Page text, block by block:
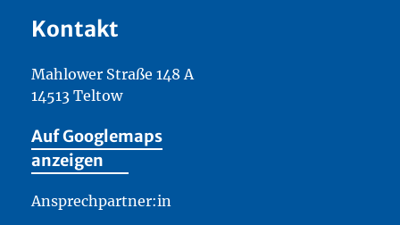
Kontakt
Mahlower Straße 148 A
14513 Teltow
Auf Googlemaps
anzeigen
Ansprechpartner:in